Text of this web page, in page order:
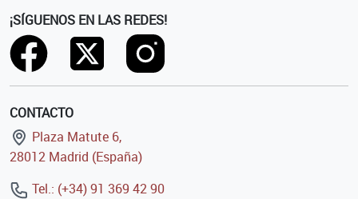
¡SÍGUENOS EN LAS REDES!
CONTACTO
Plaza Matute 6,
28012 Madrid (España)
Tel.: (+34) 91 369 42 90